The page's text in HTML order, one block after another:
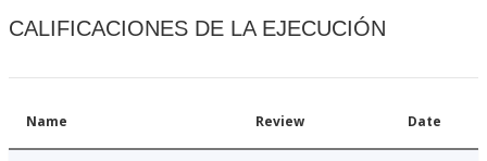
CALIFICACIONES DE LA EJECUCIÓN
Name Review Date